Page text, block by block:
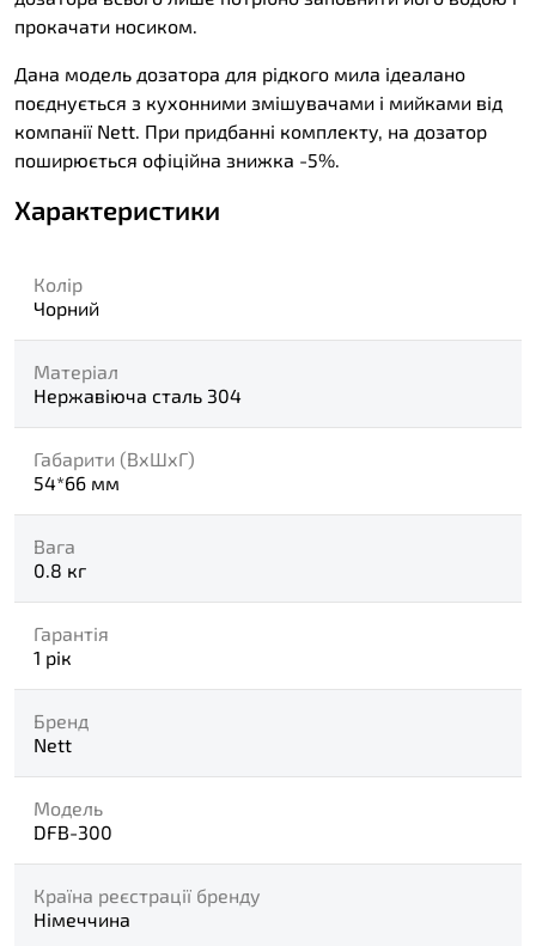
прокачати носиком.
Дана модель дозатора для рідкого мила ідеалано
поєднується з кухонними змішувачами і мийками від
компанії Nett. При придбанні комплекту, на дозатор
поширюється офіційна знижка -5%.
Характеристики
Колір
Чорний
Матеріал
Нержавіюча сталь 304
Габарити (ВхШхГ)
54*66 мм
Вага
0.8 кг
Гарантія
1 рік
Бренд
Nett
Модель
DFB-300
Країна реєстрації бренду
Німеччина